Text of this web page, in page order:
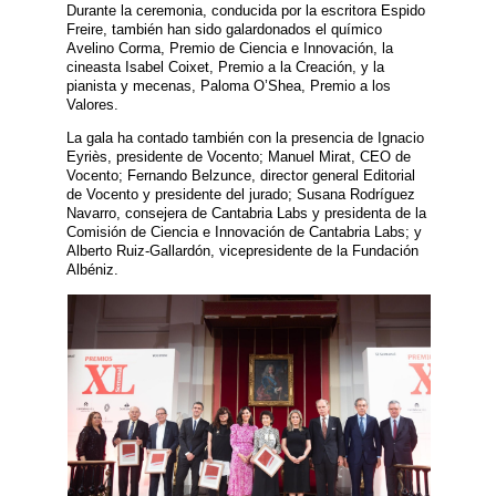
Durante la ceremonia, conducida por la escritora Espido
Freire, también han sido galardonados el químico
Avelino Corma, Premio de Ciencia e Innovación, la
cineasta Isabel Coixet, Premio a la Creación, y la
pianista y mecenas, Paloma O’Shea, Premio a los
Valores.
La gala ha contado también con la presencia de Ignacio
Eyriès, presidente de Vocento; Manuel Mirat, CEO de
Vocento; Fernando Belzunce, director general Editorial
de Vocento y presidente del jurado; Susana Rodríguez
Navarro, consejera de Cantabria Labs y presidenta de la
Comisión de Ciencia e Innovación de Cantabria Labs; y
Alberto Ruiz-Gallardón, vicepresidente de la Fundación
Albéniz.